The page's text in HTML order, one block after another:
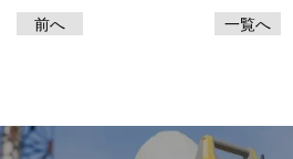
前へ 一覧へ